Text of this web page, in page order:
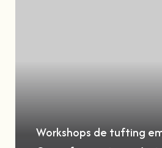
Workshops de tufting